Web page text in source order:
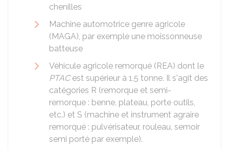
chenilles
Machine automotrice genre agricole
(MAGA), par exemple une moissonneuse
batteuse
Véhicule agricole remorqué (REA) dont le
PTACest supérieur à 1,5 tonne. Il s'agit des
catégories R (remorque et semi-
remorque : benne, plateau, porte outils,
etc.) et S (machine et instrument agraire
remorqué : pulvérisateur, rouleau, semoir
semi porté par exemple).